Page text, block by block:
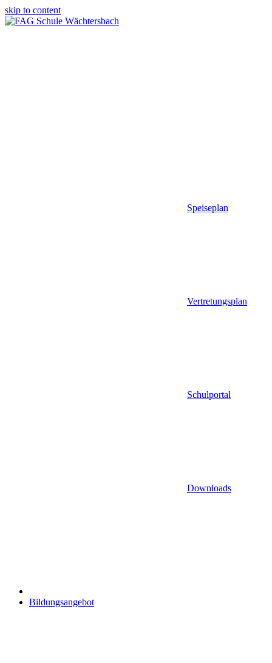
skip to content
Speiseplan
Vertretungsplan
Schulportal
Downloads
Bildungsangebot